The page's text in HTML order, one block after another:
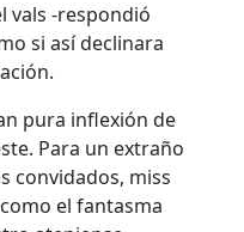
vals -respondió
si así declinara
pura inflexión de
Para un extraño
convidados, miss
el fantasma